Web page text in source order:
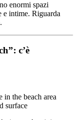
enormi spazi
e intime. Riguarda
c’è
in the beach area
surface